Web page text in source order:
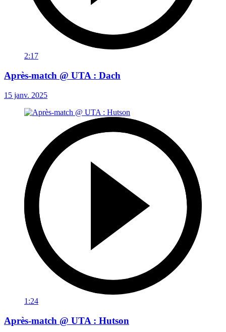
2:17
Après-match @ UTA : Dach
15 janv. 2025
1:24
Après-match @ UTA : Hutson